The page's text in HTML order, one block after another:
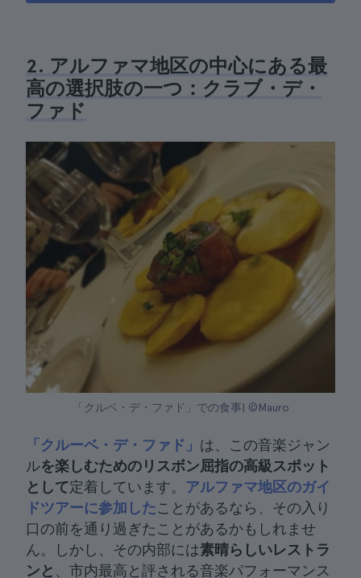
2. アルファマ地区の中心にある最
高の選択肢の一つ：クラブ・デ・
ファド
「クルベ・デ・ファド」での食事| ©Mauro
「クルーベ・デ・ファド」 は、この音楽ジャン
ルを楽しむためのリスボン屈指の高級スポット
として定着しています。 アルファマ地区のガイ
ドツアーに参加したことがあるなら、その入り
口の前を通り過ぎたことがあるかもしれませ
ん。しかし、その内部には素晴らしいレストラ
ンと
、市内最高と評される音楽パフォーマンス